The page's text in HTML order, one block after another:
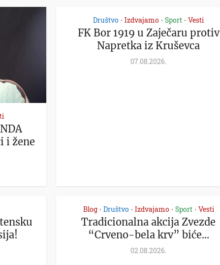
i žene
Društvo • Izdvajamo • Sport • Vesti
FK Bor 1919 u Zaječaru protiv
Napretka iz Kruševca
07.08.2026.
Blog • Društvo • Izdvajamo • Sport • Vesti
Tradicionalna akcija Zvezde
“Crveno-bela krv” biće...
02.08.2026.